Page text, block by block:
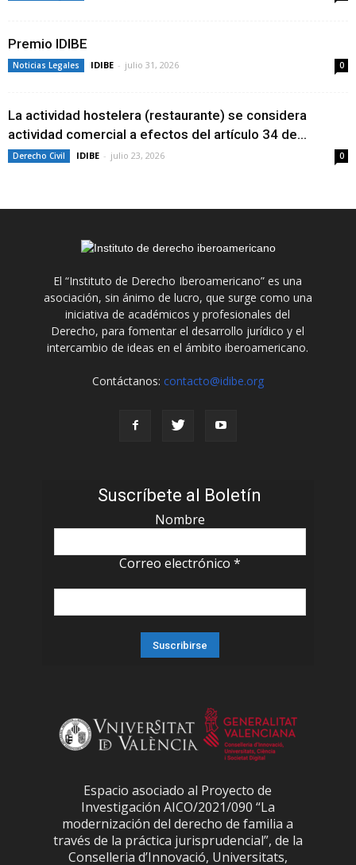
Premio IDIBE
Noticias Legales IDIBE - julio 31, 2026 0
La actividad hostelera (restaurante) se considera
actividad comercial a efectos del artículo 34 de...
Derecho Civil IDIBE - julio 23, 2026 0
El “Instituto de Derecho Iberoamericano” es una
asociación, sin ánimo de lucro, que surge como una
iniciativa de académicos y profesionales del
Derecho, para fomentar el desarrollo jurídico y el
intercambio de ideas en el ámbito iberoamericano.
Contáctanos: contacto@idibe.org
Suscríbete al Boletín
Nombre
Correo electrónico *
Espacio asociado al Proyecto de
Investigación AICO/2021/090 “La
modernización del derecho de familia a
través de la práctica jurisprudencial”, de la
Conselleria d’Innovació, Universitats,